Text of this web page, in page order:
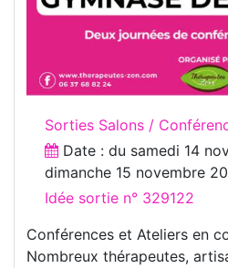
Sorties Salons /
Date : du samedi 14
dimanche 15 novembre
Idée sortie n° 329122
Conférences et Ateliers en
Nombreux thérapeutes,